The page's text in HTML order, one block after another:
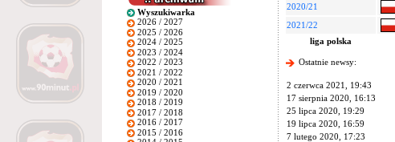
Wyszukiwarka
2026 / 2027
2025 / 2026
2024 / 2025
2023 / 2024
2022 / 2023
2021 / 2022
2020 / 2021
2019 / 2020
2018 / 2019
2017 / 2018
2016 / 2017
2015 / 2016
2020/21
2021/22
liga polska
Ostatnie newsy:
2 czerwca 2021, 19:43
17 sierpnia 2020, 16:13
25 lipca 2020, 19:29
19 lipca 2020, 16:59
7 lutego 2020, 17:23